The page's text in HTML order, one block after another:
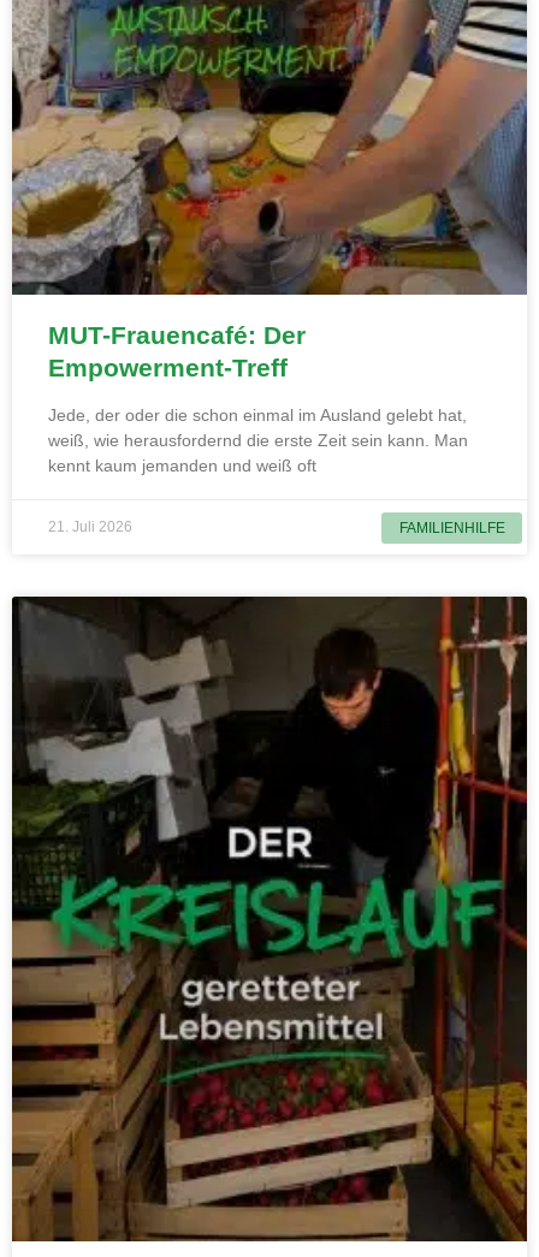
FAMILIENHILFE
MUT-Frauencafé: Der
Empowerment-Treff
Jede, der oder die schon einmal im Ausland gelebt hat,
weiß, wie herausfordernd die erste Zeit sein kann. Man
kennt kaum jemanden und weiß oft
21. Juli 2026